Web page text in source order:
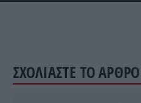
ΣΧΟΛΙΑΣΤΕ ΤΟ ΑΡΘΡΟ